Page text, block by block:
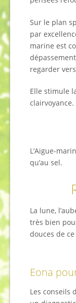
Sur le plan
par
marine est
regarder vers
Elle stimule
clairvoyance.
L’Aigue-
qu’au sel.
La lune,
très bien
douces de
Eona
Les conseils